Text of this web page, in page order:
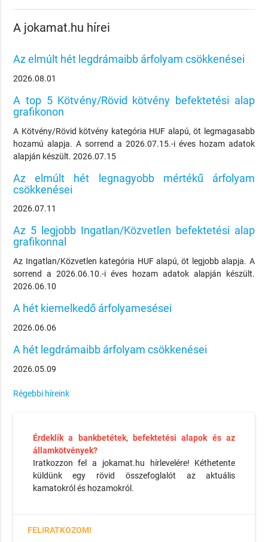
A jokamat.hu hírei
Az elmúlt hét legdrámaibb árfolyam csökkenései
2026.08.01
A top 5 Kötvény/Rövid kötvény befektetési alap
grafikonon
A Kötvény/Rövid kötvény kategória HUF alapú, öt legmagasabb
hozamú alapja. A sorrend a 2026.07.15.-i éves hozam adatok
alapján készült. 2026.07.15
Az elmúlt hét legnagyobb mértékű árfolyam
csökkenései
2026.07.11
Az 5 legjobb Ingatlan/Közvetlen befektetési alap
grafikonnal
Az Ingatlan/Közvetlen kategória HUF alapú, öt legjobb alapja. A
sorrend a 2026.06.10.-i éves hozam adatok alapján készült.
2026.06.10
A hét kiemelkedő árfolyamesései
2026.06.06
A hét legdrámaibb árfolyam csökkenései
2026.05.09
Régebbi híreink
Érdeklik a bankbetétek, befektetési alapok és az
államkötvények?
Iratkozzon fel a jokamat.hu hírlevelére! Kéthetente
küldünk egy rövid összefoglalót az aktuális
kamatokról és hozamokról.
FELIRATKOZOM!